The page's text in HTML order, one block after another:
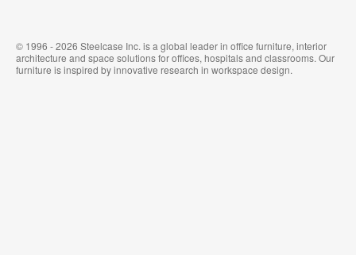
© 1996 - 2026 Steelcase Inc. is a global leader in office furniture, interior
architecture and space solutions for offices, hospitals and classrooms. Our
furniture is inspired by innovative research in workspace design.